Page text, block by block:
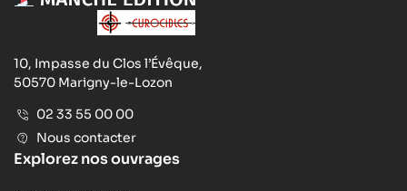
10, Impasse du Clos l’Évêque,
50570 Marigny-le-Lozon
02 33 55 00 00
Nous contacter
Explorez nos ouvrages